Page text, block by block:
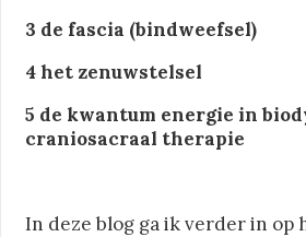
3 de fascia (bindweefsel)
4 het zenuwstelsel
5 de kwantum energie in
craniosacraal therapie
In deze blog ga ik verder in op